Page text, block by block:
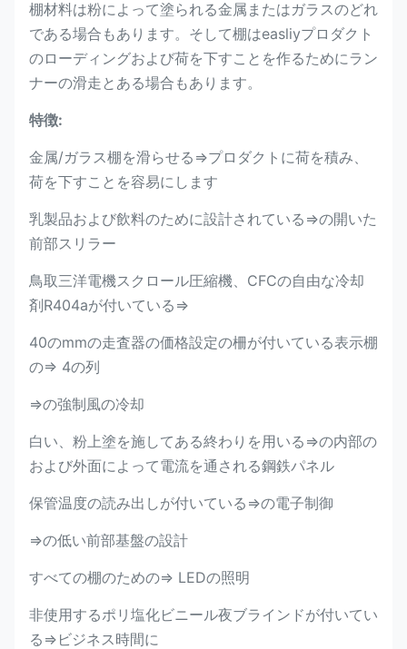
棚材料は粉によって塗られる金属またはガラスのどれ
である場合もあります。そして棚はeasliyプロダクト
のローディングおよび荷を下すことを作るためにラン
ナーの滑走とある場合もあります。
特徴:
金属/ガラス棚を滑らせる⇒プロダクトに荷を積み、
荷を下すことを容易にします
乳製品および飲料のために設計されている⇒の開いた
前部スリラー
鳥取三洋電機スクロール圧縮機、CFCの自由な冷却
剤R404aが付いている⇒
40のmmの走査器の価格設定の柵が付いている表示棚
の⇒ 4の列
⇒の強制風の冷却
白い、粉上塗を施してある終わりを用いる⇒の内部の
および外面によって電流を通される鋼鉄パネル
保管温度の読み出しが付いている⇒の電子制御
⇒の低い前部基盤の設計
すべての棚のための⇒ LEDの照明
非使用するポリ塩化ビニール夜ブラインドが付いてい
る⇒ビジネス時間に